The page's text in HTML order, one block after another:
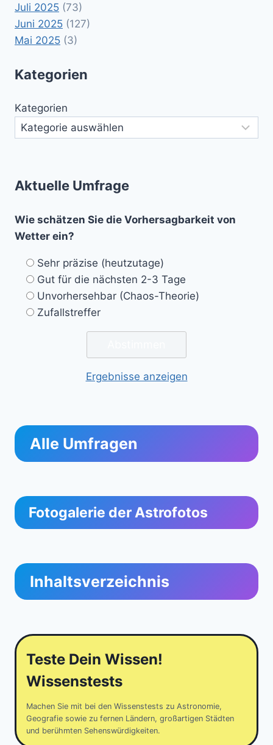
Juli 2025 (73)
Juni 2025 (127)
Mai 2025 (3)
Kategorien
Kategorien
Aktuelle Umfrage
Wie schätzen Sie die Vorhersagbarkeit von
Wetter ein?
Sehr präzise (heutzutage)
Gut für die nächsten 2-3 Tage
Unvorhersehbar (Chaos-Theorie)
Zufallstreffer
Ergebnisse anzeigen
Alle Umfragen
Fotogalerie der Astrofotos
Inhaltsverzeichnis
Teste Dein Wissen!
Wissenstests
Machen Sie mit bei den Wissenstests zu Astronomie,
Geografie sowie zu fernen Ländern, großartigen Städten
und berühmten Sehenswürdigkeiten.